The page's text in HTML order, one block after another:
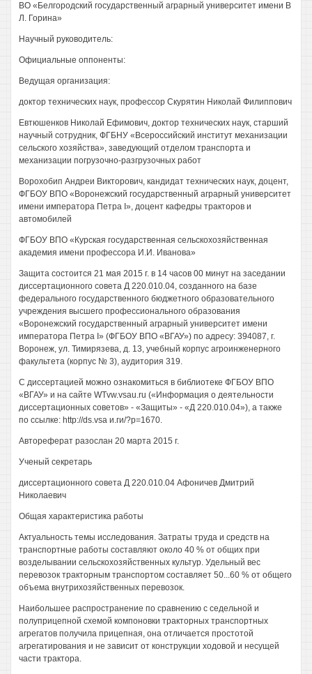
ВО «Белгородский государственный аграрный университет имени В
Л. Горина»
Научный руководитель:
Официальные оппоненты:
Ведущая организация:
доктор технических наук, профессор Скурятин Николай Филиппович
Евтюшенков Николай Ефимович, доктор технических наук, старший
научный сотрудник, ФГБНУ «Всероссийский институт механизации
сельского хозяйства», заведующий отделом транспорта и
механизации погрузочно-разгрузочных работ
Ворохобип Андреи Викторович, кандидат технических наук, доцент,
ФГБОУ ВПО «Воронежский государственный аграрный университет
имени императора Петра I», доцент кафедры тракторов и
автомобилей
ФГБОУ ВПО «Курская государственная сельскохозяйственная
академия имени профессора И.И. Иванова»
Защита состоится 21 мая 2015 г. в 14 часов 00 минут на заседании
диссертационного совета Д 220.010.04, созданного на базе
федерального государственного бюджетного образовательного
учреждения высшего профессионального образования
«Воронежский государственный аграрный университет имени
императора Петра I» (ФГБОУ ВПО «ВГАУ») по адресу: 394087, г.
Воронеж, ул. Тимирязева, д. 13, учебный корпус агроинженерного
факультета (корпус № 3), аудитория 319.
С диссертацией можно ознакомиться в библиотеке ФГБОУ ВПО
«ВГАУ» и на сайте WTvw.vsau.ru («Информация о деятельности
диссертационных советов» - «Защиты» - «Д 220.010.04»), а также
по ссылке: http://ds.vsa и.ги/?р=1670.
Автореферат разослан 20 марта 2015 г.
Ученый секретарь
диссертационного совета Д 220.010.04 Афоничев Дмитрий
Николаевич
Общая характеристика работы
Актуальность темы исследования. Затраты труда и средств на
транспортные работы составляют около 40 % от общих при
возделывании сельскохозяйственных культур. Удельный вес
перевозок тракторным транспортом составляет 50...60 % от общего
объема внутрихозяйственных перевозок.
Наибольшее распространение по сравнению с седельной и
полуприцепной схемой компоновки тракторных транспортных
агрегатов получила прицепная, она отличается простотой
агрегатирования и не зависит от конструкции ходовой и несущей
части трактора.